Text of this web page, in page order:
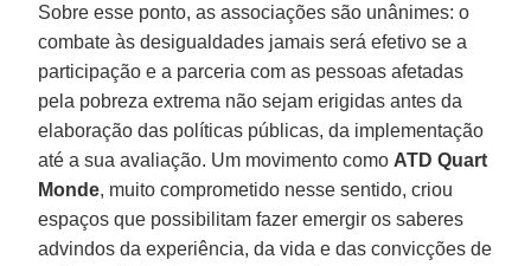
Sobre esse ponto, as associações são unânimes: o
combate às desigualdades jamais será efetivo se a
participação e a parceria com as pessoas afetadas
pela pobreza extrema não sejam erigidas antes da
elaboração das políticas públicas, da implementação
até a sua avaliação. Um movimento como ATD Quart
Monde, muito comprometido nesse sentido, criou
espaços que possibilitam fazer emergir os saberes
advindos da experiência, da vida e das convicções de